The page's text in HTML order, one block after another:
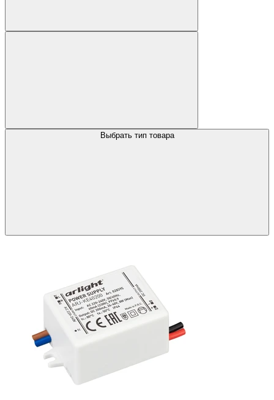
Выбрать тип товара